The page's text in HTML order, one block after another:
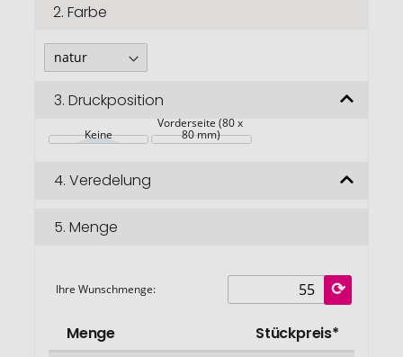
2. Farbe
3. Druckposition
Keine
Vorderseite (80 x
80 mm)
4. Veredelung
5. Menge
Ihre Wunschmenge:
Menge
Stückpreis*